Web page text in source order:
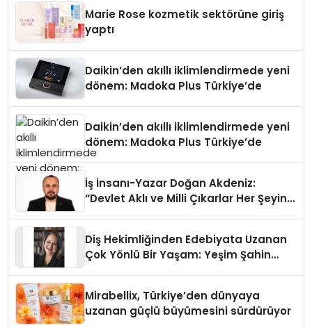
Marie Rose kozmetik sektörüne giriş
yaptı
Daikin’den akıllı iklimlendirmede yeni
dönem: Madoka Plus Türkiye’de
Daikin’den akıllı iklimlendirmede yeni
dönem: Madoka Plus Türkiye’de
İş İnsanı-Yazar Doğan Akdeniz:
“Devlet Aklı ve Milli Çıkarlar Her Şeyin
Diş Hekimliğinden Edebiyata Uzanan
Çok Yönlü Bir Yaşam: Yeşim Şahin
Mirabellix, Türkiye’den dünyaya
uzanan güçlü büyümesini sürdürüyor